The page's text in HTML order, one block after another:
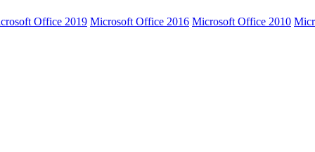
Office 2019 Microsoft Office 2016 Microsoft Office 2010